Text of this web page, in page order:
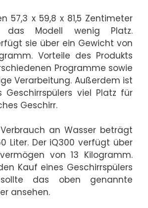
57,3 x 59,8 x 81,5 Zentimeter
das Modell wenig Platz.
sie über ein Gewicht von
Vorteile des Produkts
Programme sowie
Verarbeitung. Außerdem ist
Geschirrspülers viel Platz für
Geschirr.
an Wasser beträgt
Liter. Der iQ300 verfügt über
von 13 Kilogramm.
Kauf eines Geschirrspülers
sollte das oben genannte
ansehen.